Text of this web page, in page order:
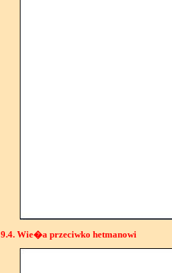
9.4. Wie�a przeciwko hetmanowi